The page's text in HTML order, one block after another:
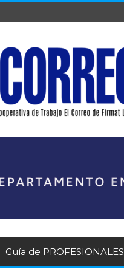
Guía de PROFESIONALES